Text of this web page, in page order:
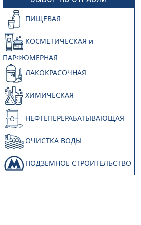
ПИЩЕВАЯ
КОСМЕТИЧЕСКАЯ и
ПАРФЮМЕРНАЯ
ЛАКОКРАСОЧНАЯ
ХИМИЧЕСКАЯ
НЕФТЕПЕРЕРАБАТЫВАЮЩАЯ
ОЧИСТКА ВОДЫ
ПОДЗЕМНОЕ СТРОИТЕЛЬСТВО